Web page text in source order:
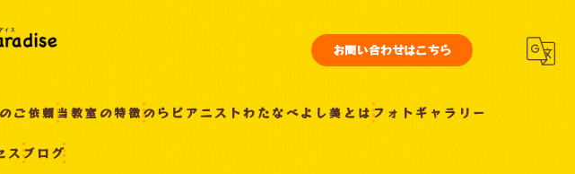
お問い合わせはこちら
ご依頼当教室の特徴のらピアニストわたなべよし美とはフォトギャラリー
スブログ